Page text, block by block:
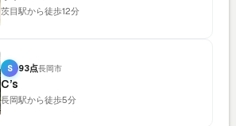
茨目駅から徒歩12分
S 93点長岡市
C’s
長岡駅から徒歩5分